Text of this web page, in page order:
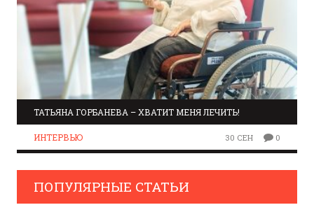
ТАТЬЯНА ГОРБАНЕВА – ХВАТИТ МЕНЯ ЛЕЧИТЬ!
ИНТЕРВЬЮ 30 СЕН 0
ПОПУЛЯРНЫЕ СТАТЬИ